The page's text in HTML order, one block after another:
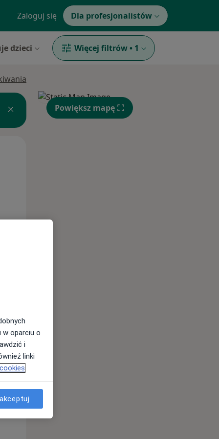
Zaloguj się Dla profesjonalistów
dzieci Więcej filtrów • 1
Wt,
11 Sie
Powiększ mapę
w oparciu o
i
linki